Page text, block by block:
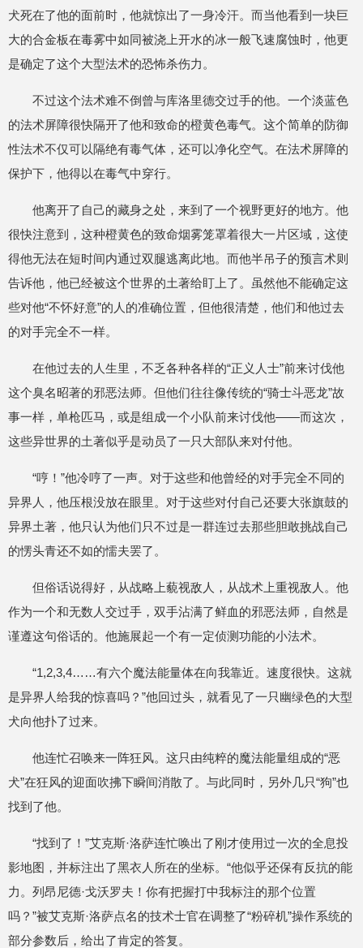
犬死在了他的面前时，他就惊出了一身冷汗。而当他看到一块巨
大的合金板在毒雾中如同被浇上开水的冰一般飞速腐蚀时，他更
是确定了这个大型法术的恐怖杀伤力。
不过这个法术难不倒曾与库洛里德交过手的他。一个淡蓝色
的法术屏障很快隔开了他和致命的橙黄色毒气。这个简单的防御
性法术不仅可以隔绝有毒气体，还可以净化空气。在法术屏障的
保护下，他得以在毒气中穿行。
他离开了自己的藏身之处，来到了一个视野更好的地方。他
很快注意到，这种橙黄色的致命烟雾笼罩着很大一片区域，这使
得他无法在短时间内通过双腿逃离此地。而他半吊子的预言术则
告诉他，他已经被这个世界的土著给盯上了。虽然他不能确定这
些对他“不怀好意”的人的准确位置，但他很清楚，他们和他过去
的对手完全不一样。
在他过去的人生里，不乏各种各样的“正义人士”前来讨伐他
这个臭名昭著的邪恶法师。但他们往往像传统的“骑士斗恶龙”故
事一样，单枪匹马，或是组成一个小队前来讨伐他——而这次，
这些异世界的土著似乎是动员了一只大部队来对付他。
“哼！”他冷哼了一声。对于这些和他曾经的对手完全不同的
异界人，他压根没放在眼里。对于这些对付自己还要大张旗鼓的
异界土著，他只认为他们只不过是一群连过去那些胆敢挑战自己
的愣头青还不如的懦夫罢了。
但俗话说得好，从战略上藐视敌人，从战术上重视敌人。他
作为一个和无数人交过手，双手沾满了鲜血的邪恶法师，自然是
谨遵这句俗话的。他施展起一个有一定侦测功能的小法术。
“1,2,3,4……有六个魔法能量体在向我靠近。速度很快。这就
是异界人给我的惊喜吗？”他回过头，就看见了一只幽绿色的大型
犬向他扑了过来。
他连忙召唤来一阵狂风。这只由纯粹的魔法能量组成的“恶
犬”在狂风的迎面吹拂下瞬间消散了。与此同时，另外几只“狗”也
找到了他。
“找到了！”艾克斯·洛萨连忙唤出了刚才使用过一次的全息投
影地图，并标注出了黑衣人所在的坐标。“他似乎还保有反抗的能
力。列昂尼德·戈沃罗夫！你有把握打中我标注的那个位置
吗？”被艾克斯·洛萨点名的技术士官在调整了“粉碎机”操作系统的
部分参数后，给出了肯定的答复。